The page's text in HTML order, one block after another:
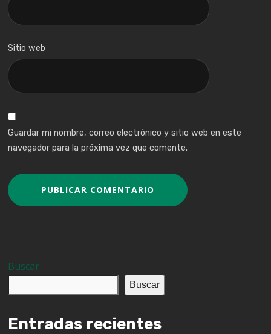
Sitio web
Guardar mi nombre, correo electrónico y sitio web en este
navegador para la próxima vez que comente.
Buscar
Buscar
Entradas recientes